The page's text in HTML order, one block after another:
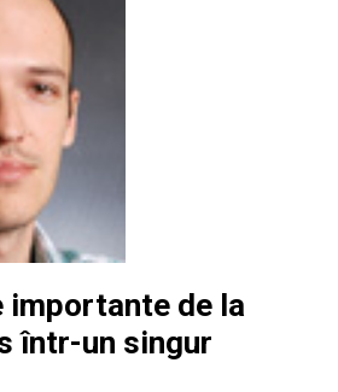
importante de la
într-un singur